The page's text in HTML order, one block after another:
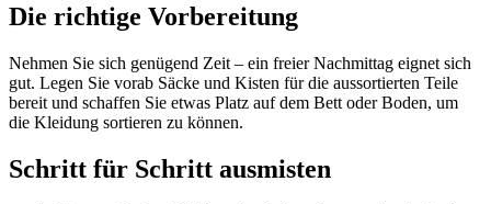
Die richtige Vorbereitung
Nehmen Sie sich genügend Zeit – ein freier Nachmittag eignet sich
gut. Legen Sie vorab Säcke und Kisten für die aussortierten Teile
bereit und schaffen Sie etwas Platz auf dem Bett oder Boden, um
die Kleidung sortieren zu können.
Schritt für Schritt ausmisten